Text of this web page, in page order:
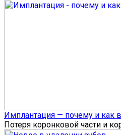
Имплантация — почему и как
Потеря коронковой части и